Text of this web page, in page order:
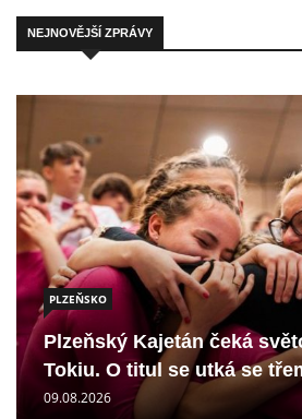
NEJNOVĚJŠÍ ZPRÁVY
PLZEŇSKO
Plzeňský Kajetán čeká
Tokiu. O titul se utká se
09.08.2026